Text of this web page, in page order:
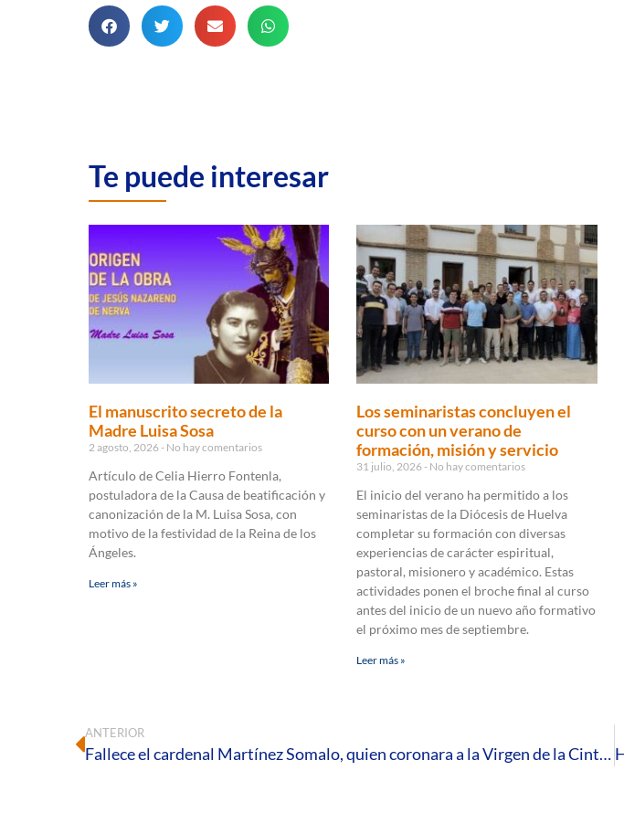
Te puede interesar
El manuscrito secreto de la
Madre Luisa Sosa
2 agosto, 2026 No hay comentarios
Artículo de Celia Hierro Fontenla,
postuladora de la Causa de beatificación y
canonización de la M. Luisa Sosa, con
motivo de la festividad de la Reina de los
Ángeles.
Leer más »
Los seminaristas concluyen el
curso con un verano de
formación, misión y servicio
31 julio, 2026 No hay comentarios
El inicio del verano ha permitido a los
seminaristas de la Diócesis de Huelva
completar su formación con diversas
experiencias de carácter espiritual,
pastoral, misionero y académico. Estas
actividades ponen el broche final al curso
antes del inicio de un nuevo año formativo
el próximo mes de septiembre.
Leer más »
ANTERIOR
Fallece el cardenal Martínez Somalo, quien coronara a la Virgen de la Cinta el 26 septiembre de 1992